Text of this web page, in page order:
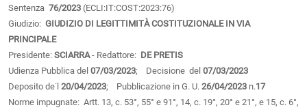
Sentenza 76/2023 (ECLI:IT:COST:2023:76)
Giudizio: GIUDIZIO DI LEGITTIMITÀ COSTITUZIONALE IN VIA
PRINCIPALE
Presidente: SCIARRA- Redattore: DE PRETIS
Udienza Pubblica del 07/03/2023; Decisione del 07/03/2023
Deposito de˙l 20/04/2023; Pubblicazione in G. U. 26/04/2023 n.17
Norme impugnate: Artt. 13, c. 53°, 55° e 91°, 14, c. 19°, 20° e 21°, e 15, c. 6°,